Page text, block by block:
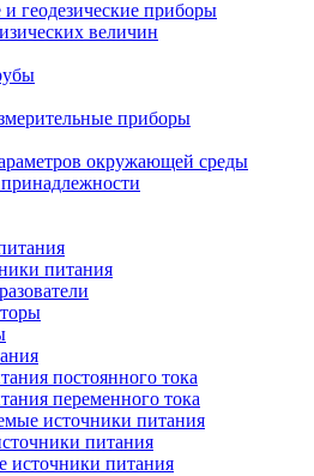
геодезические приборы
величин
приборы
окружающей среды
питания
постоянного тока
переменного тока
источники питания
питания
источники питания